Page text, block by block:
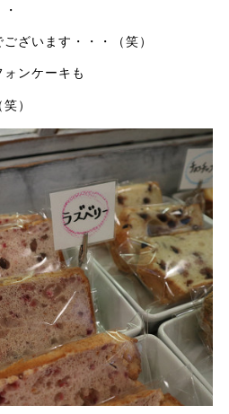
ざいます・・・（笑）
ンケーキも
）